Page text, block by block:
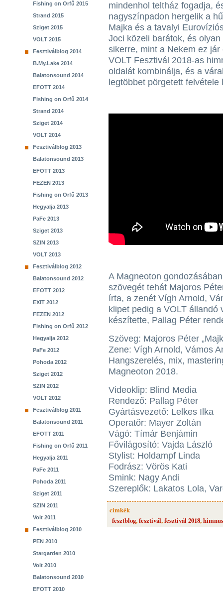
Fishing on Orfű 2015
Strand 2015
Sziget 2015
VOLT 2015
Fesztiválblog 2014
B.My.Lake 2014
Balatonsound 2014
EFOTT 2014
Fishing on Orfű 2014
Strand 2014
Sziget 2014
VOLT 2014
Fesztiválblog 2013
Balatonsound 2013
EFOTT 2013
FEZEN 2013
Fishing on Orfű 2013
Hegyalja 2013
PaFe 2013
Sziget 2013
SZIN 2013
VOLT 2013
Fesztiválblog 2012
Balatonsound 2012
EFOTT 2012
EXIT 2012
FEZEN 2012
Fishing on Orfű 2012
Hegyalja 2012
PaFe 2012
Pohoda 2012
Sziget 2012
SZIN 2012
VOLT 2012
Fesztiválblog 2011
Balatonsound 2011
EFOTT 2011
Fishing on Orfű 2011
Hegyalja 2011
PaFe 2011
Pohoda 2011
Sziget 2011
SZIN 2011
Volt 2011
Fesztiválblog 2010
PEN 2010
Stargarden 2010
Volt 2010
Balatonsound 2010
EFOTT 2010
mindenhol teltház fogadja,
nagyszínpadon hergelik a
Majka és a tavalyi
Joci közeli barátok, és
sikerre, mint a Nekem ez
VOLT Fesztivál 2018-as
oldalát kombinálja, és a
legtöbbet pörgetett felvétele
A Magneoton
szövegét tehát Majoros
írta, a zenét Vígh Arnold,
klipet pedig a VOLT
készítette, Pallag Péter
Szöveg: Majoros Péter
Zene: Vígh Arnold, Vámos
Hangszerelés, mix,
Magneoton 2018.
Videoklip: Blind Media
Rendező: Pallag Péter
Gyártásvezető: Lelkes Ilka
Operatőr: Mayer Zoltán
Vágó: Tímár Benjámin
Fővilágosító: Vajda László
Stylist: Holdampf Linda
Fodrász: Vörös Kati
Smink: Nagy Andi
Szereplők: Lakatos Lola,
cimkék
fesztblog,fesztivál,fesztivál 2018,